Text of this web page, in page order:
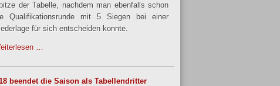
der Tabelle, nachdem man ebenfalls schon
Qualifikationsrunde mit 5 Siegen bei einer
für sich entscheiden konnte.
…
beendet die Saison als Tabellendritter